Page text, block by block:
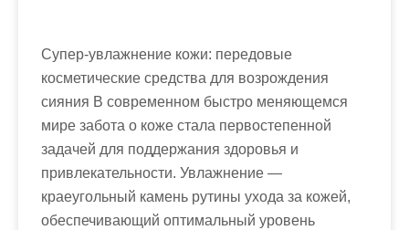
Супер-увлажнение кожи: передовые
косметические средства для возрождения
сияния В современном быстро меняющемся
мире забота о коже стала первостепенной
задачей для поддержания здоровья и
привлекательности. Увлажнение —
краеугольный камень рутины ухода за кожей,
обеспечивающий оптимальный уровень